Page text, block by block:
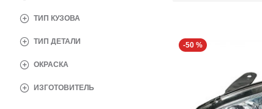
ОКРАСКА
ТИП КУЗОВА
ТИП ДЕТАЛИ
ИЗГОТОВИТЕЛЬ
-50 %